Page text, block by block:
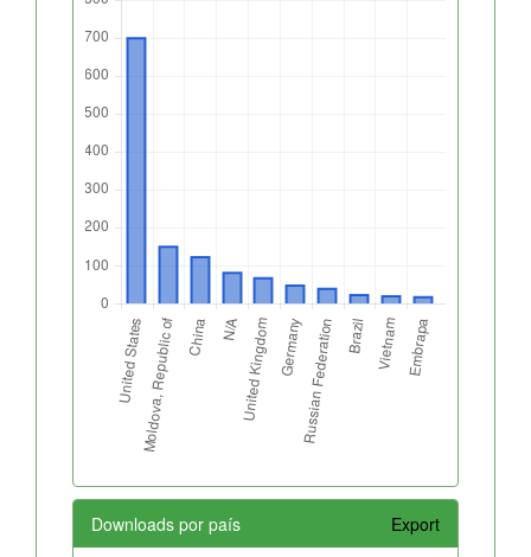
Downloads por país Export